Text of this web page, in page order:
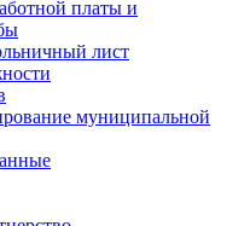
платы и
лист
муниципальной